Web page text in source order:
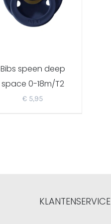
Bibs speen deep
space 0-18m/T2
€ 5,95
KLANTENSERVICE